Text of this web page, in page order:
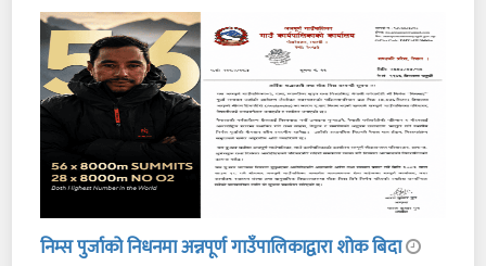
निम्स पुर्जाको निधनमा अन्नपूर्ण गाउँपालिकाद्वारा शोक बिदा